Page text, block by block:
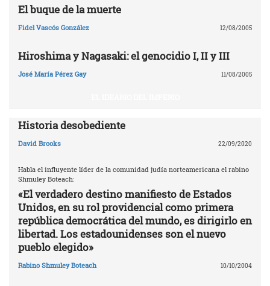
El buque de la muerte
Fidel Vascós González 12/08/2005
Hiroshima y Nagasaki: el genocidio I, II y III
José María Pérez Gay 11/08/2005
Historia desobediente
David Brooks 22/09/2020
Habla el influyente líder de la comunidad judía norteamericana el rabino
Shmuley Boteach:
«El verdadero destino manifiesto de Estados
Unidos, en su rol providencial como primera
república democrática del mundo, es dirigirlo en
libertad. Los estadounidenses son el nuevo
pueblo elegido»
Rabino Shmuley Boteach 10/10/2004